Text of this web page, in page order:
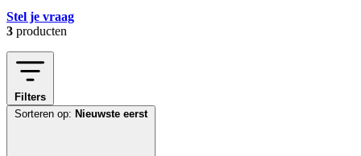
Stel je vraag
3 producten
Filters
Sorteren op: Nieuwste eerst